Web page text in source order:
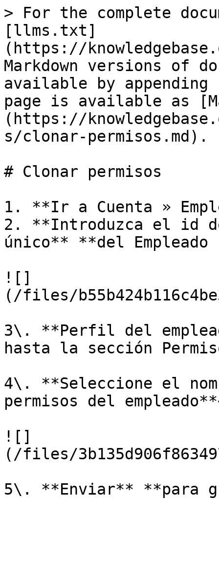
> For the complete
[llms.txt]
(https://
Markdown versions of
available by
page is available as
(https://
s/clonar-permisos.md).
# Clonar permisos
1. **Ir a Cuenta »
2. **Introduzca el id
único** **del Empleado
![]
(/files/
3\. **Perfil del
hasta la sección
4\. **Seleccione el
permisos del
![]
(/files/